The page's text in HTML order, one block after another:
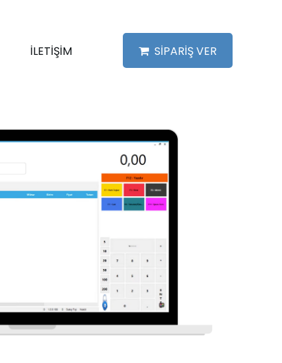
İLETİŞİM SİPARİŞ VER